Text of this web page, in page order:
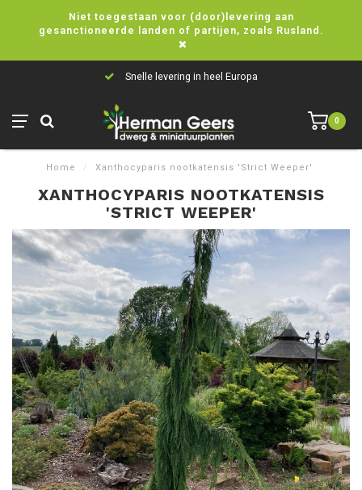
Niet toegestaan voor (door)levering aan
gesanctioneerde landen of partijen, zoals Rusland.
Snelle levering in heel Europa
0
Home / Xanthocyparis nootkatensis 'Strict Weeper'
XANTHOCYPARIS NOOTKATENSIS
'STRICT WEEPER'